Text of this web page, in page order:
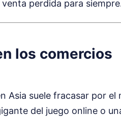
perdida para
los comercios
Asia suele fracasar por el
del juego online o